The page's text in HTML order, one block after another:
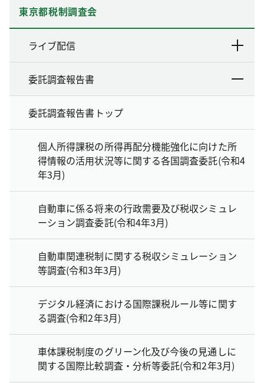
東京都税制調査会
ライブ配信
委託調査報告書
委託調査報告書トップ
個人所得課税の所得再配分機能強化に向けた所
得情報の活用状況等に関する各国調査委託(令和4
年3月)
自動車に係る将来の行政需要及び税収シミュレ
ーション調査委託(令和4年3月)
自動車関連税制に関する税収シミュレーション
等調査(令和3年3月)
デジタル経済における国際課税ルール等に関す
る調査(令和2年3月)
車体課税制度のグリーン化及び今後の見通しに
関する国際比較調査・分析等委託(令和2年3月)